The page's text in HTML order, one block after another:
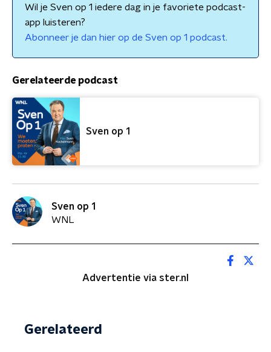
Wil je Sven op 1 iedere dag in je favoriete podcast-
app luisteren?
Abonneer je dan hier op de Sven op 1 podcast.
Gerelateerde podcast
Sven op 1
Sven op 1
WNL
Advertentie via ster.nl
Gerelateerd